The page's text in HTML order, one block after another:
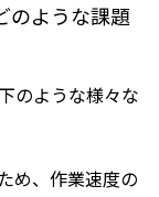
のような課題
のような様々な
め、作業速度の